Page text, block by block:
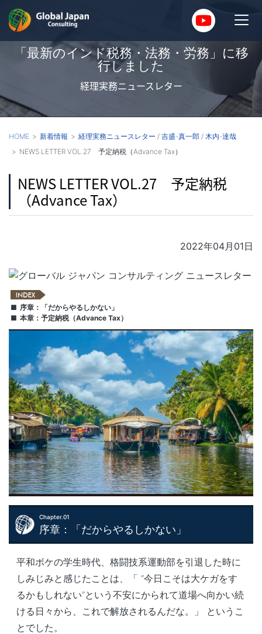
「最新のインド税務・法務・労務」に移
行しました
経理実務ニュースレター
HOME 新着情報 経理実務ニュースレター / 吉盛-真一郎 / 木内-達哉
NEWS LETTER VOL.27 予定納税（Advance Tax）
NEWS LETTER VOL.27 予定納税
（Advance Tax）
2022年04月01日
序章：「だからやるしかない」
本章：予定納税（Advance Tax）
Chapter.01
序章：「だからやるしかない」
平和ボケの学生時代、格闘技系運動部を引退した時に
しみじみと感じたことは、「 “今日こそは大ケガをす
るかもしれない”という不安にかられて道場へ向かい続
ける日々から、これで解放されるんだな。」 というこ
とでした。